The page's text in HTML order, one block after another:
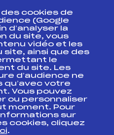
D'ARGENT
BANQUE
FFS
du RCF
OLIVIER
de Noel des
dames
d'argent U16
des alpes
FFS
des cookies de
(Google
d’analyser la
du site, vous
vidéo et les
ainsi que des
le
du site. Les
d’audience ne
qu’avec votre
Vous pouvez
ou personnaliser
moment. Pour
sur
cookies, cliquez
.